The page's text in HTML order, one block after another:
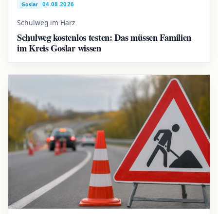
Goslar 04.08.2026
Schulweg im Harz
Schulweg kostenlos testen: Das müssen Familien
im Kreis Goslar wissen